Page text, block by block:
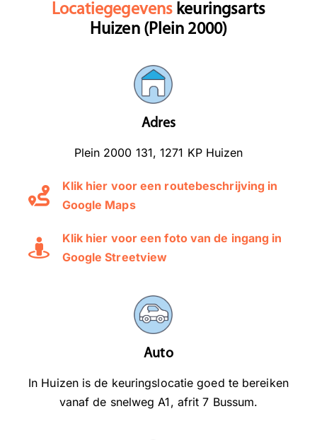
Locatiegegevens keuringsarts
Huizen (Plein 2000)
Adres
Plein 2000 131, 1271 KP Huizen
Klik hier voor een routebeschrijving in
Google Maps
Klik hier voor een foto van de ingang in
Google Streetview
Auto
In Huizen is de keuringslocatie goed te bereiken
vanaf de snelweg A1, afrit 7 Bussum.